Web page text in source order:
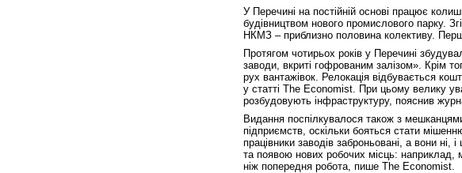
У Перечині на постійній основі працює
будівництвом нового промислового парку.
НКМЗ – приблизно половина колективу.
Протягом чотирьох років у Перечині
заводи, вкриті гофрованим залізом». Крім
рух вантажівок. Релокація відбувається
у статті The Economist. При цьому велику
розбудовують інфраструктуру, пояснив
Видання поспілкувалося також з
підприємств, оскільки бояться стати
працівники заводів заброньовані, а вони
та появою нових робочих місць: наприклад,
ніж попередня робота, пише The Economist.